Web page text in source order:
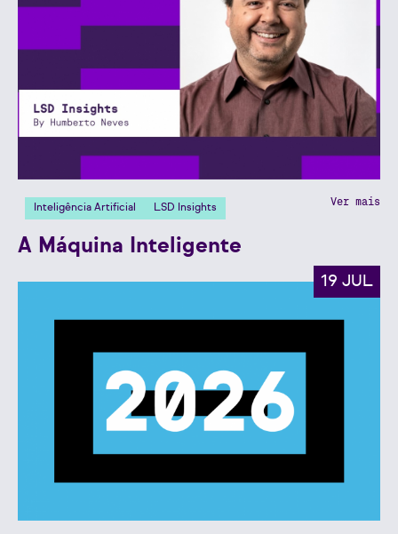
Inteligência Artificial LSD Insights Ver mais
A Máquina Inteligente
19 JUL